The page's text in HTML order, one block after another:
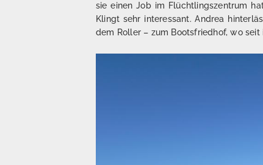
sie einen Job im Flüchtlingszentrum
Klingt sehr interessant. Andrea
dem Roller – zum Bootsfriedhof, wo